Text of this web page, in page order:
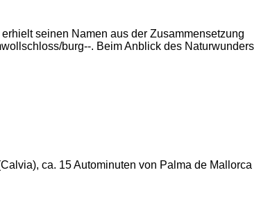
seinen Namen aus der Zusammensetzung
burg--. Beim Anblick des Naturwunders
ca. 15 Autominuten von Palma de Mallorca